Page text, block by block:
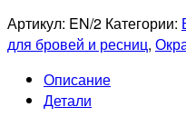
Артикул: EN/2 Категории:
для бровей и ресниц,
Описание
Детали